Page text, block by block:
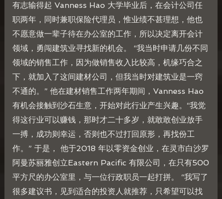
有志输得起 Vanness Hao 大学毕业后，在会计公司任
职两年，同时兼职保险代理员，惟业绩不甚理想，他也
不愿意做一辈子待在办公室的工作，所以决定离开会计
领域，勇闯建筑业寻找新的机会。 “我当时申请几份不同
领域的销售工作，因为做销售收入比较高，机缘巧合之
下，就加入了这间建材公司，但我当时对建筑业是一窍
不通的。” 他在建材销售工作两年期间，Vanness Hao
有机会接触到沙石生意，开始对此行业产生兴趣。“我觉
得这行业可以赚钱，那时才二十多岁，就敢敢创业放手
一搏，成功则幸运，否则也不过打回原形，再找份工
作。” 于是， 他于2018 年以零资金创业，在灵市白沙罗
阿曼苏丽雅创立Eastern Pacific 有限公司，在只有500
平方尺的办公室里，与一位行政职员一起打拼。 “我写了
很多建议书，见到适合的投资人就推荐，只希望可以找